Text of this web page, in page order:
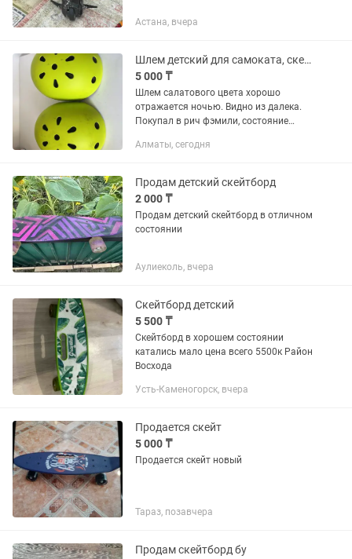
Астана, вчера
Шлем детский для самоката, скейтборда и т.д.
5 000 ₸
Шлем салатового цвета хорошо
отражается ночью. Видно из далека.
Покупал в рич фэмили, состояние
С/М. Цена за два шлема.
Алматы, сегодня
Продам детский скейтборд
2 000 ₸
Продам детский скейтборд в отличном
состоянии
Аулиеколь, вчера
Скейтборд детский
5 500 ₸
Скейтборд в хорошем состоянии
катались мало цена всего 5500к Район
Восхода
Усть-Каменогорск, вчера
Продается скейт
5 000 ₸
Продается скейт новый
Тараз, позавчера
Продам скейтборд бу